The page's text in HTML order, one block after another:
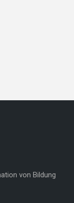
von Bildung